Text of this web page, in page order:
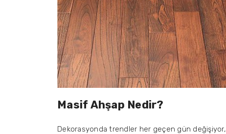
Masif Ahşap Nedir?
Dekorasyonda trendler her geçen gün değişiyor,